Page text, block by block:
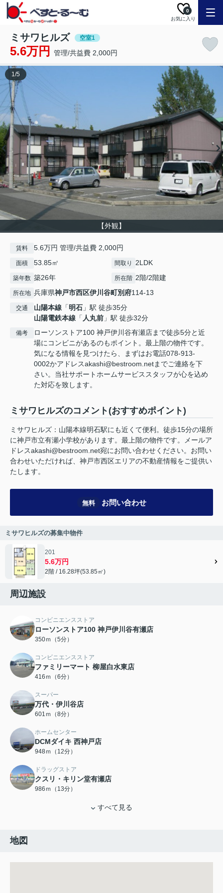
お気に入り
0
ミサワヒルズ 空室1
5.6万円 管理/共益費 2,000円
【外観】
1/5
賃料 5.6万円 管理/共益費 2,000円
面積 53.85㎡ 間取り 2LDK
築年数 築26年 所在階 2階/2階建
所在地 兵庫県神戸市西区伊川谷町別府114-13
交通 山陽本線 「明石 」駅 徒歩35分
山陽電鉄本線 「 人丸前 」駅 徒歩32分
備考
ローソンストア100 神戸伊川谷有瀬店まで徒歩5分と近
場にコンビニがあるのもポイント。最上階の物件です。
気になる情報を見つけたら、まずはお電話078-913-
0002かアドレスakashi@bestroom.netまでご連絡を下
さい。当社サポートホームサービススタッフが心を込め
た対応を致します。
ミサワヒルズのコメント(おすすめポイント)
ミサワヒルズ：山陽本線明石駅にも近くて便利。徒歩15分の場所
に神戸市立有瀬小学校があります。最上階の物件です。メールア
ドレスakashi@bestroom.net宛にお問い合わせください。お問い
合わせいただければ、神戸市西区エリアの不動産情報をご提供い
たします。
無料 お問い合わせ
ミサワヒルズの募集中物件
201
5.6万円
2階 / 16.28坪(53.85㎡)
周辺施設
コンビニエンスストア
ローソンストア100 神戸伊川谷有瀬店
350ｍ（5分）
コンビニエンスストア
ファミリーマート 柳屋白水東店
416ｍ（6分）
スーパー
万代・伊川谷店
601ｍ（8分）
ホームセンター
DCMダイキ 西神戸店
948ｍ（12分）
ドラッグストア
クスリ・キリン堂有瀬店
986ｍ（13分）
すべて見る
地図